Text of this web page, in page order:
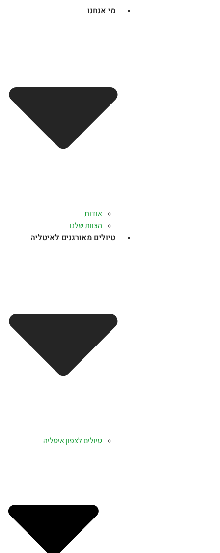
מי אנחנו
אודות
הצוות שלנו
טיולים מאורגנים לאיטליה
טיולים לצפון איטליה